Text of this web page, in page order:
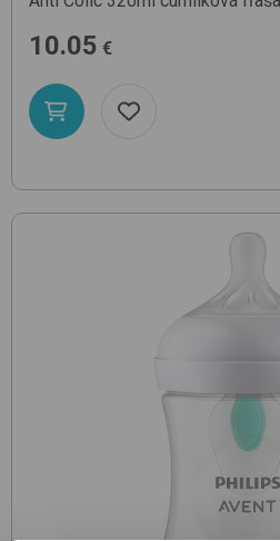
10.05 €